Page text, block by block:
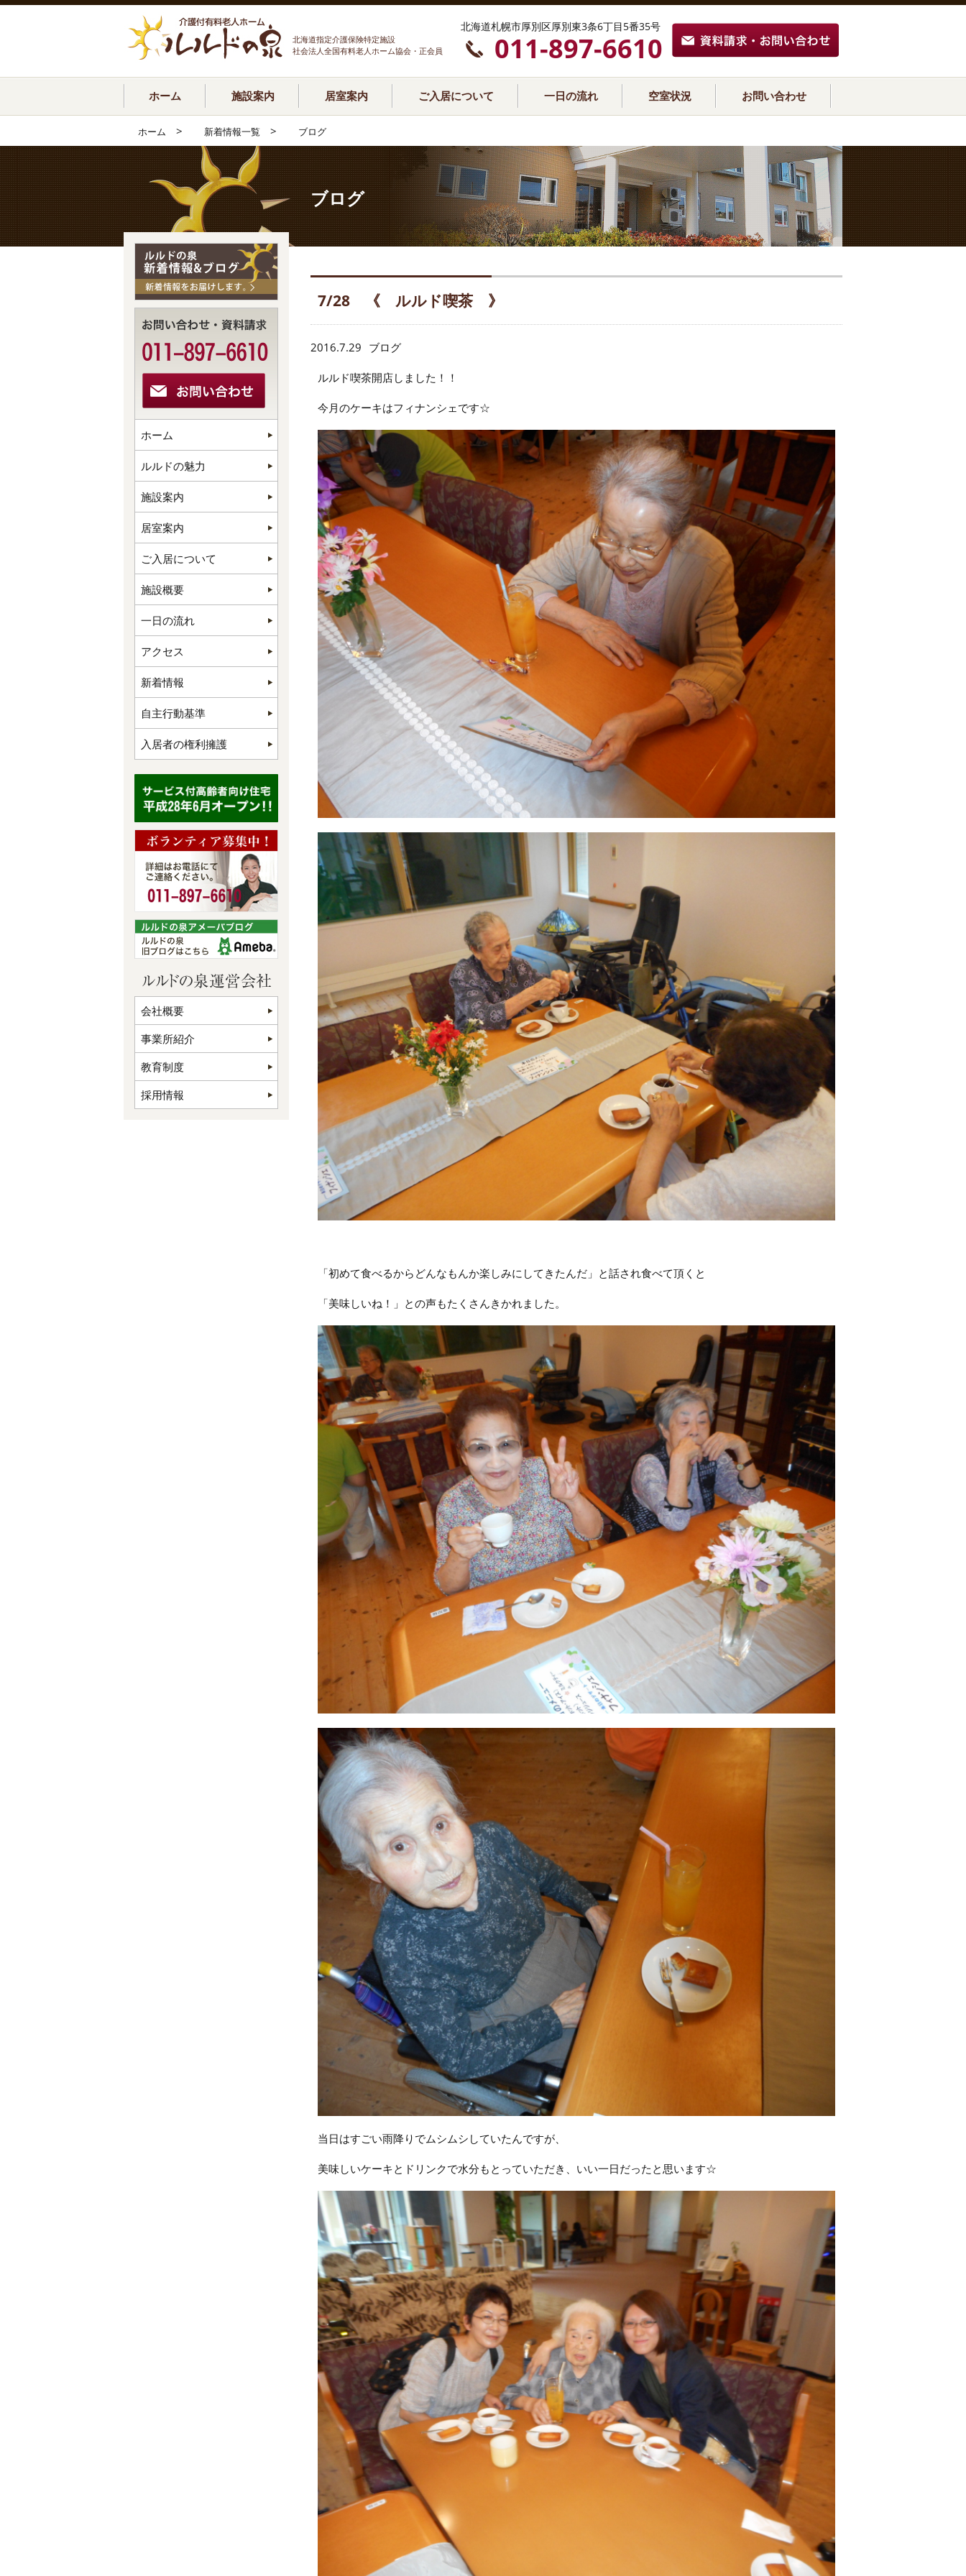
北海道指定介護保険特定施設
社会法人全国有料老人ホーム協会・正会員
北海道札幌市厚別区厚別東3条6丁目5番35号
011-897-6610
ホーム 施設案内 居室案内 ご入居について 一日の流れ 空室状況 お問い合わせ
ホーム > 新着情報一覧 > ブログ
ブログ
7/28 《 ルルド喫茶 》
2016.7.29 ブログ
ルルド喫茶開店しました！！
今月のケーキはフィナンシェです☆
「初めて食べるからどんなもんか楽しみにしてきたんだ」と話され食べて頂くと
「美味しいね！」との声もたくさんきかれました。
当日はすごい雨降りでムシムシしていたんですが、
美味しいケーキとドリンクで水分もとっていただき、いい一日だったと思います☆
ホーム
ルルドの魅力
施設案内
居室案内
ご入居について
施設概要
一日の流れ
アクセス
新着情報
自主行動基準
入居者の権利擁護
会社概要
事業所紹介
教育制度
採用情報